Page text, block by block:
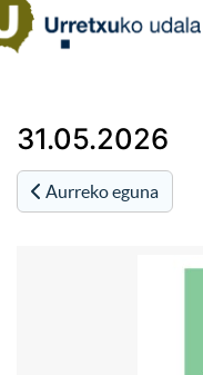
31.05.2026
Aurreko eguna